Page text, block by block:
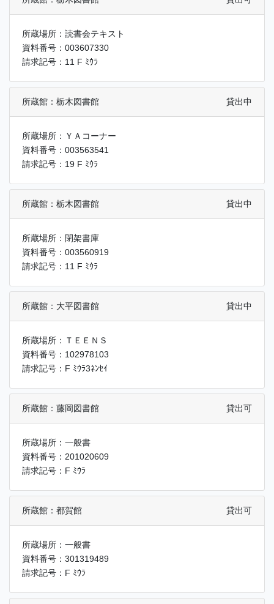
所蔵場所：読書会テキスト
資料番号：003607330
請求記号：11 F ﾐｳﾗ
所蔵館：栃木図書館 貸出中
所蔵場所：ＹＡコーナー
資料番号：003563541
請求記号：19 F ﾐｳﾗ
所蔵館：栃木図書館 貸出中
所蔵場所：閉架書庫
資料番号：003560919
請求記号：11 F ﾐｳﾗ
所蔵館：大平図書館 貸出中
所蔵場所：ＴＥＥＮＳ
資料番号：102978103
請求記号：F ﾐｳﾗ3ﾈﾝｾｲ
所蔵館：藤岡図書館 貸出可
所蔵場所：一般書
資料番号：201020609
請求記号：F ﾐｳﾗ
所蔵館：都賀館 貸出可
所蔵場所：一般書
資料番号：301319489
請求記号：F ﾐｳﾗ